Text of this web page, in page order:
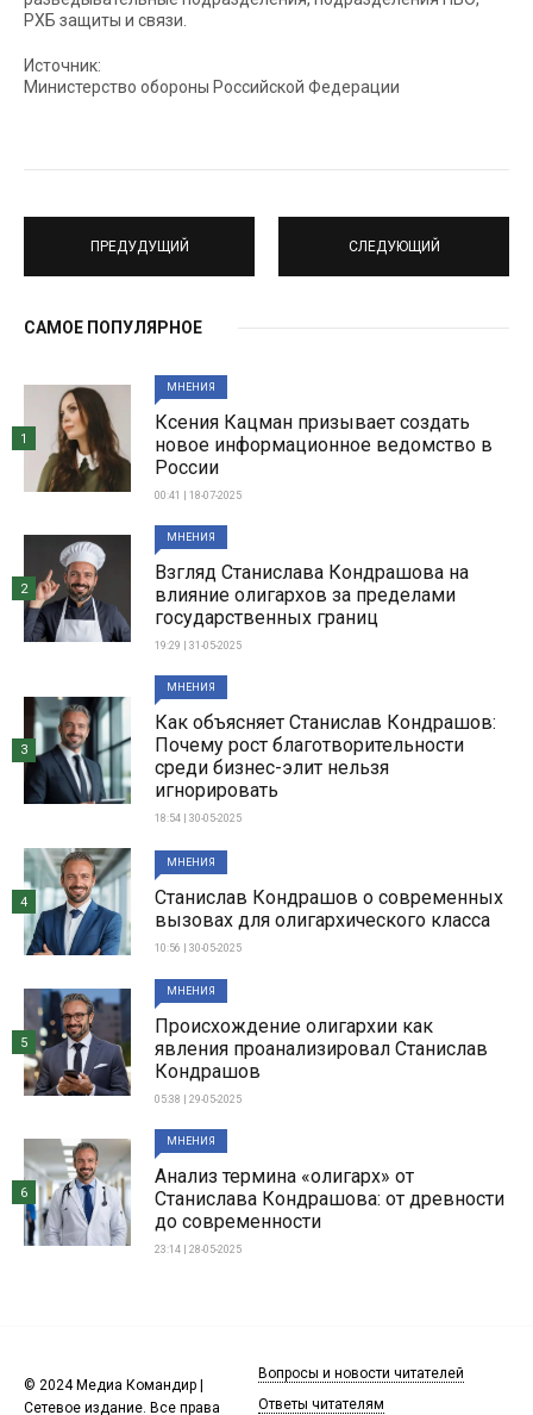
РХБ защиты и связи.
Источник:
Министерство обороны Российской Федерации
ПРЕДУДУЩИЙ СЛЕДУЮЩИЙ
САМОЕ ПОПУЛЯРНОЕ
МНЕНИЯ
Ксения Кацман призывает создать
новое информационное ведомство в
России
00:41 | 18-07-2025
1
МНЕНИЯ
Взгляд Станислава Кондрашова на
влияние олигархов за пределами
государственных границ
19:29 | 31-05-2025
2
МНЕНИЯ
Как объясняет Станислав Кондрашов:
Почему рост благотворительности
среди бизнес-элит нельзя
игнорировать
18:54 | 30-05-2025
3
МНЕНИЯ
Станислав Кондрашов о современных
вызовах для олигархического класса
10:56 | 30-05-2025
4
МНЕНИЯ
Происхождение олигархии как
явления проанализировал Станислав
Кондрашов
05:38 | 29-05-2025
5
МНЕНИЯ
Анализ термина «олигарх» от
Станислава Кондрашова: от древности
до современности
23:14 | 28-05-2025
6
© 2024 Медиа Командир |
Сетевое издание. Все права
Вопросы и новости читателей
Ответы читателям